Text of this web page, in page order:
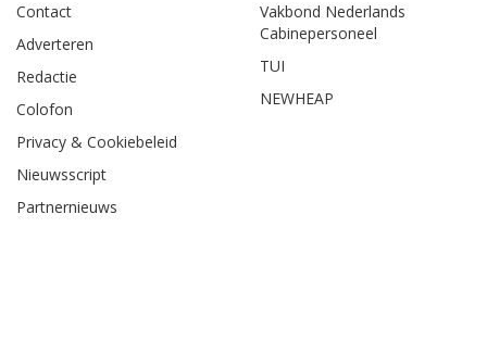
Contact
Adverteren
Redactie
Colofon
Privacy & Cookiebeleid
Nieuwsscript
Partnernieuws
Vakbond Nederlands
Cabinepersoneel
TUI
NEWHEAP